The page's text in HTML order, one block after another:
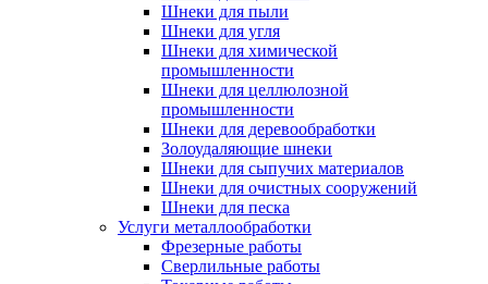
Шнеки для пыли
Шнеки для угля
Шнеки для химической
промышленности
Шнеки для целлюлозной
промышленности
Шнеки для деревообработки
Золоудаляющие шнеки
Шнеки для сыпучих материалов
Шнеки для очистных сооружений
Шнеки для песка
Услуги металлообработки
Фрезерные работы
Сверлильные работы